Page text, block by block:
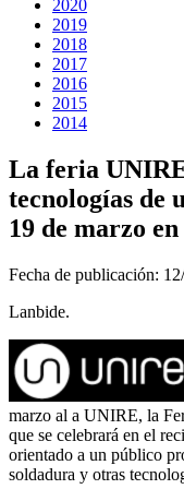
2020
2019
2018
2017
2016
2015
2014
La feria
tecnologías de
19 de marzo
Fecha de publicación:
Lanbide.
marzo al a UNIRE, la
que se celebrará en el
orientado a un público
soldadura y otras